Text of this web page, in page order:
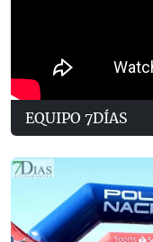
EQUIPO 7DÍAS